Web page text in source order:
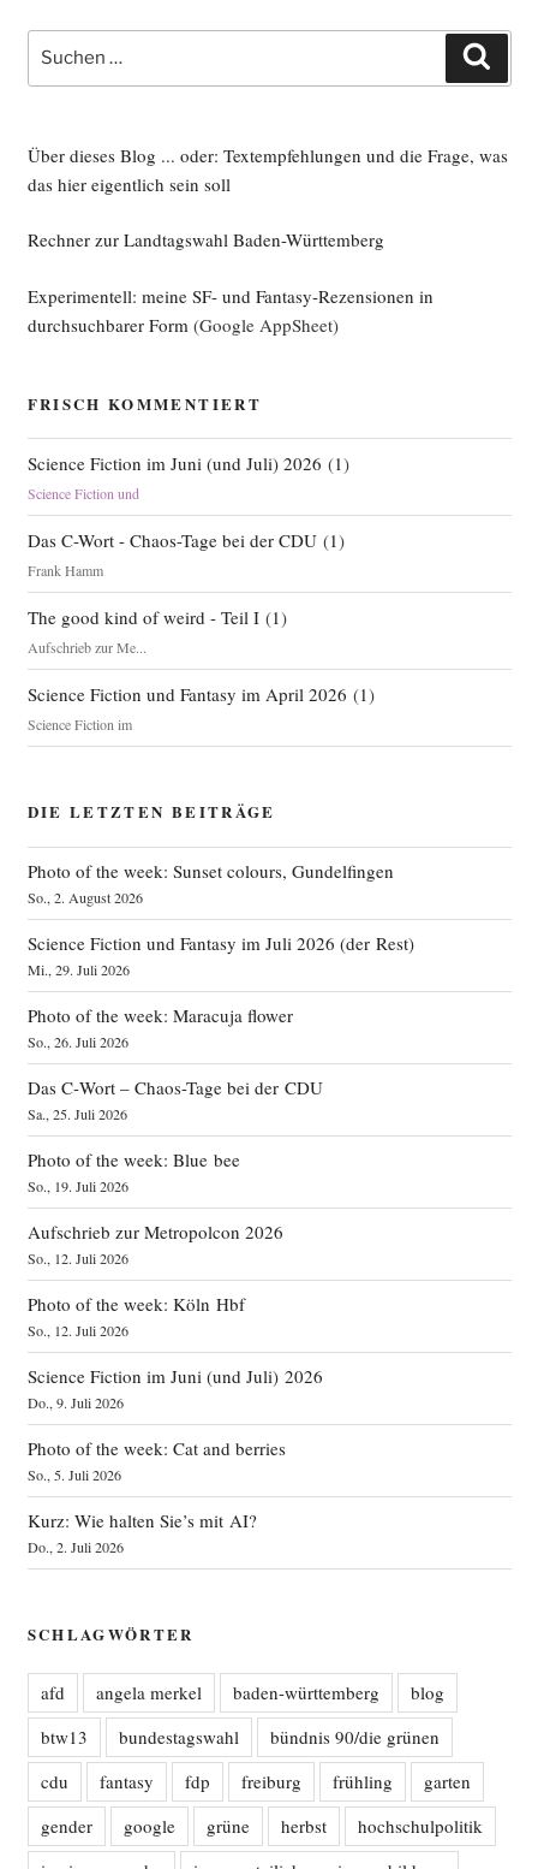
Suche
nach:
Über dieses Blog ... oder: Textempfehlungen und die Frage, was
das hier eigentlich sein soll
Rechner zur Landtagswahl Baden-Württemberg
Experimentell: meine SF- und Fantasy-Rezensionen in
durchsuchbarer Form (Google AppSheet)
FRISCH KOMMENTIERT
Science Fiction im Juni (und Juli) 2026 (1)
Science Fiction und
Das C-Wort - Chaos-Tage bei der CDU(1)
Frank Hamm
The good kind of weird - Teil I(1)
Aufschrieb zur Me...
Science Fiction und Fantasy im April 2026 (1)
Science Fiction im
DIE LETZTEN BEITRÄGE
Photo of the week: Sunset colours, Gundelfingen
So., 2. August 2026
Science Fiction und Fantasy im Juli 2026 (der Rest)
Mi., 29. Juli 2026
Photo of the week: Maracuja flower
So., 26. Juli 2026
Das C‑Wort – Chaos-Tage bei der CDU
Sa., 25. Juli 2026
Photo of the week: Blue bee
So., 19. Juli 2026
Aufschrieb zur Metropolcon 2026
So., 12. Juli 2026
Photo of the week: Köln Hbf
So., 12. Juli 2026
Science Fiction im Juni (und Juli) 2026
Do., 9. Juli 2026
Photo of the week: Cat and berries
So., 5. Juli 2026
Kurz: Wie halten Sie’s mit AI?
Do., 2. Juli 2026
SCHLAGWÖRTER
afd angela merkel baden-württemberg
blog
btw13
bundestagswahl
bündnis 90/die grünen
cdu
fantasy fdp freiburg frühling
garten
gender
google grüne herbst
hochschulpolitik